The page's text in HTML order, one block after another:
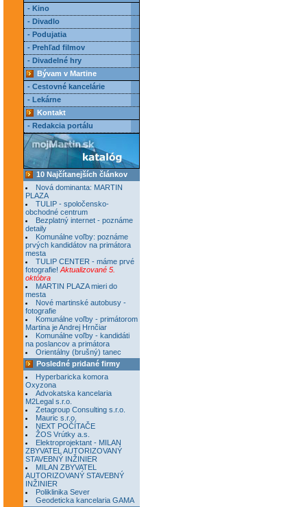
- Kino
- Divadlo
- Podujatia
- Prehľad filmov
- Divadelné hry
Bývam v Martine
- Cestovné kancelárie
- Lekárne
Kontakt
- Redakcia portálu
10 Najčítanejších článkov
Nová dominanta: MARTIN
PLAZA
TULIP - spoločensko-
obchodné centrum
Bezplatný internet - poznáme
detaily
Komunálne voľby: poznáme
prvých kandidátov na primátora
mesta
TULIP CENTER - máme prvé
fotografie! Aktualizované 5.
októbra
MARTIN PLAZA mieri do
mesta
Nové martinské autobusy -
fotografie
Komunálne voľby - primátorom
Martina je Andrej Hrnčiar
Komunálne voľby - kandidáti
na poslancov a primátora
Orientálny (brušný) tanec
Posledné pridané firmy
Hyperbaricka komora
Oxyzona
Advokatska kancelaria
M2Legal s.r.o.
Zetagroup Consulting s.r.o.
Mauric s.r.o.
NEXT POČÍTAČE
ŽOS Vrútky a.s.
Elektroprojektant - MILAN
ZBYVATEL AUTORIZOVANÝ
STAVEBNÝ INŽINIER
MILAN ZBYVATEL
AUTORIZOVANÝ STAVEBNÝ
INŽINIER
Poliklinika Sever
Geodeticka kancelaria GAMA